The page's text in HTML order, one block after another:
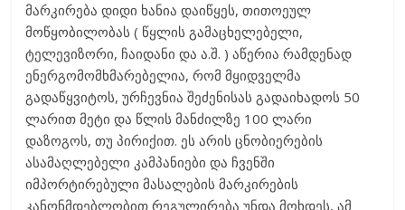
მარკირება დიდი ხანია დაიწყეს, თითოეულ
მოწყობილობას ( წყლის გამაცხელებელი,
ტელევიზორი, ჩაიდანი და ა.შ. ) აწერია რამდენად
ენერგომომხმარებელია, რომ მყიდველმა
გადაწყვიტოს, ურჩევნია შეძენისას გადაიხადოს 50
ლარით მეტი და წლის მანძილზე 100 ლარი
დაზოგოს, თუ პირიქით. ეს არის ცნობიერების
ასამაღლებელი კამპანიები და ჩვენში
იმპორტირებული მასალების მარკირების
კანონმდებლობით რეგულირება უნდა მოხდეს, ამ